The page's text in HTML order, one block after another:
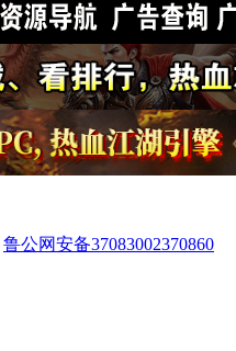
鲁公网安备37083002370860